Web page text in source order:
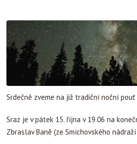
Srdečně zveme na již tradiční noční pouť
Sraz je v pátek 15. října v 19.06 na
Zbraslav Baně (ze Smíchovského